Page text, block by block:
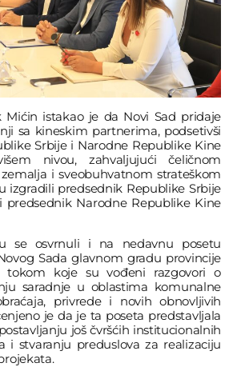
Mićin istakao je da Novi Sad pridaje
sa kineskim partnerima, podsetivši
Srbije i Narodne Republike Kine
nivou, zahvaljujući čeličnom
i sveobuhvatnom strateškom
izgradili predsednik Republike Srbije
predsednik Narodne Republike Kine
se osvrnuli i na nedavnu posetu
Sada glavnom gradu provincije
tokom koje su vođeni razgovori o
saradnje u oblastima komunalne
privrede i novih obnovljivih
je da je ta poseta predstavljala
još čvršćih institucionalnih
i stvaranju preduslova za realizaciju